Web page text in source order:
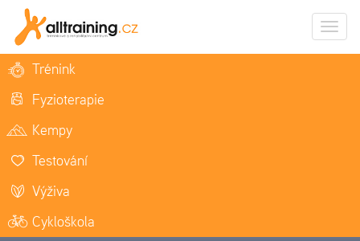
Trénink
Fyzioterapie
Kempy
Testování
Výživa
Cykloškola